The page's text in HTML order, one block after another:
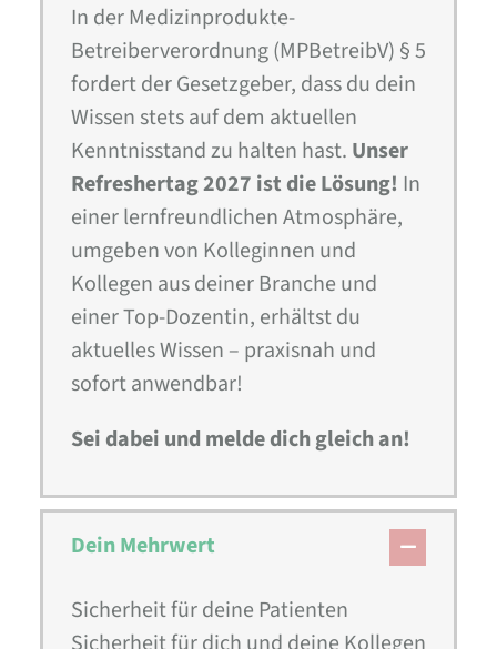
In der Medizinprodukte-
Betreiberverordnung (MPBetreibV) § 5
fordert der Gesetzgeber, dass du dein
Wissen stets auf dem aktuellen
Kenntnisstand zu halten hast. Unser
Refreshertag 2027 ist die Lösung! In
einer lernfreundlichen Atmosphäre,
umgeben von Kolleginnen und
Kollegen aus deiner Branche und
einer Top-Dozentin, erhältst du
aktuelles Wissen – praxisnah und
sofort anwendbar!
Sei dabei und melde dich gleich an!
Dein Mehrwert
Sicherheit für deine Patienten